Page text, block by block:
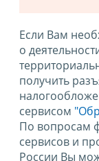
Если Вам
о
получить
сервисом
По вопросам
сервисов и
России Вы